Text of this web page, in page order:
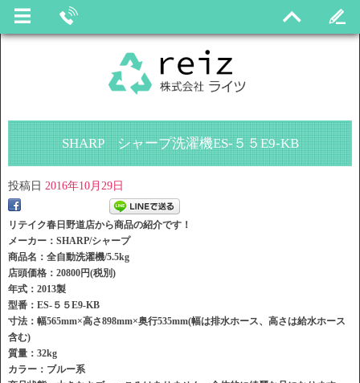
SHARP シャープ洗濯機ES-５５E9-KB
投稿日 2016年10月29日
リテイク春日野道店から商品の紹介です！
メーカー：SHARP/シャープ
商品名：全自動洗濯機/5.5kg
店頭価格：20800円(税別)
年式：2013製
型番：ES-５５E9-KB
寸法：幅565mm×高さ898mm×奥行535mm(幅は排水ホース、高さは給水ホース
含む)
質量：32kg
カラー：ブルー系